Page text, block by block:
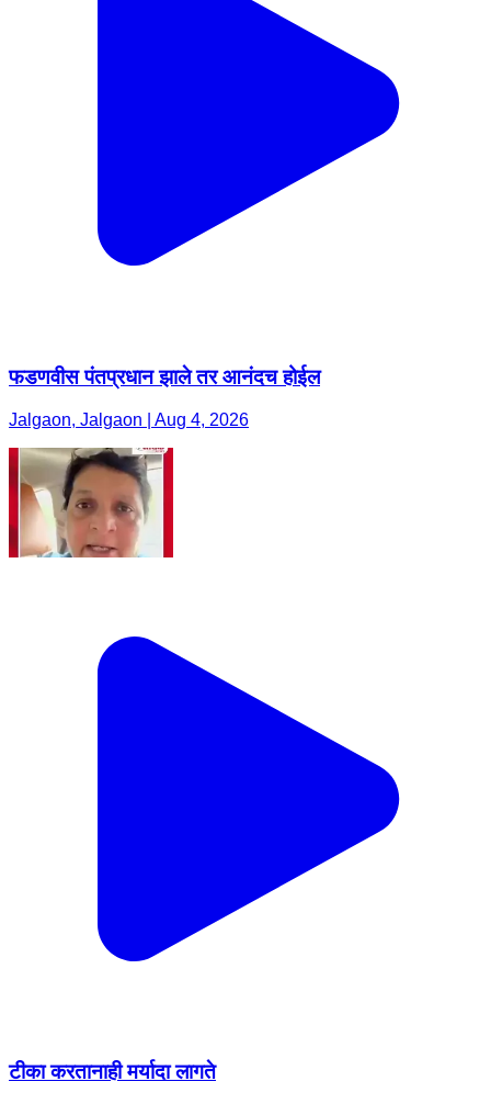
फडणवीस पंतप्रधान झाले तर आनंदच होईल
Jalgaon, Jalgaon | Aug 4, 2026
टीका करतानाही मर्यादा लागते